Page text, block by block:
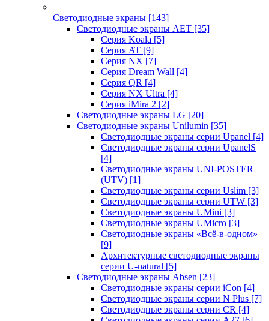
Светодиодные экраны [143]
Светодиодные экраны AET [35]
Cерия Koala [5]
Серия AT [9]
Серия NX [7]
Серия Dream Wall [4]
Серия QR [4]
Серия NX Ultra [4]
Серия iMira 2 [2]
Светодиодные экраны LG [20]
Светодиодные экраны Unilumin [35]
Светодиодные экраны серии Upanel [4]
Светодиодные экраны серии UpanelS
[4]
Светодиодные экраны UNI-POSTER
(UTV) [1]
Светодиодные экраны серии Uslim [3]
Светодиодные экраны серии UTW [3]
Светодиодные экраны UMini [3]
Светодиодные экраны UMicro [3]
Светодиодные экраны «Всё-в-одном»
[9]
Архитектурные светодиодные экраны
серии U-natural [5]
Светодиодные экраны Absen [23]
Светодиодные экраны серии iCon [4]
Светодиодные экраны серии N Plus [7]
Светодиодные экраны серии CR [4]